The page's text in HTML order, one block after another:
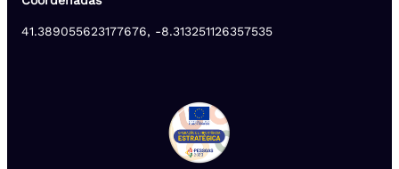
41.389055623177676, -8.313251126357535